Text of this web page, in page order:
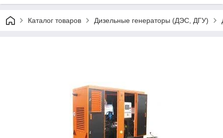
Каталог товаров Дизельные генераторы (ДЭС, ДГУ)